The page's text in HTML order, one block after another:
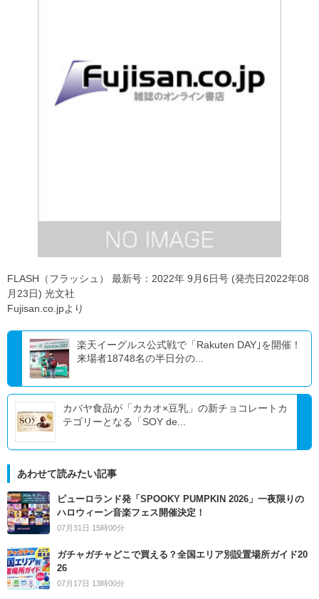
FLASH（フラッシュ） 最新号：2022年 9月6日号 (発売日2022年08
月23日) 光文社
Fujisan.co.jpより
楽天イーグルス公式戦で「Rakuten DAY｣を開催！
来場者18748名の半日分の...
カバヤ食品が「カカオ×豆乳」の新チョコレートカ
テゴリーとなる「SOY de...
あわせて読みたい記事
ピューロランド発「SPOOKY PUMPKIN 2026」一夜限りの
ハロウィーン音楽フェス開催決定！
07月31日 15時00分
ガチャガチャどこで買える？全国エリア別設置場所ガイド20
26
07月17日 13時00分